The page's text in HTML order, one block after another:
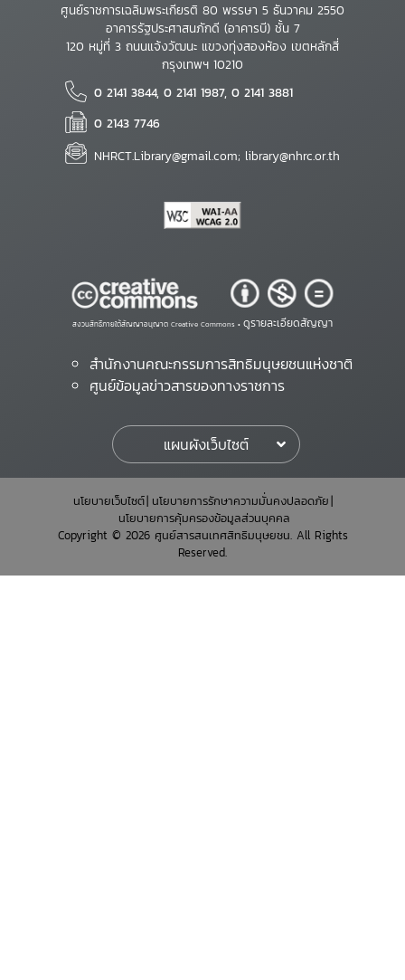
ศูนย์ราชการเฉลิมพระเกียรติ 80 พรรษา 5 ธันวาคม 2550
อาคารรัฐประศาสนภักดี (อาคารบี) ชั้น 7
120 หมู่ที่ 3 ถนนแจ้งวัฒนะ แขวงทุ่งสองห้อง เขตหลักสี่
กรุงเทพฯ 10210
0 2141 3844, 0 2141 1987, 0 2141 3881
0 2143 7746
NHRCT.Library@gmail.com; library@nhrc.or.th
สงวนสิทธิ์ภายใต้สัญญาอนุญาต Creative Commons • ดูรายละเอียดสัญญา
สำนักงานคณะกรรมการสิทธิมนุษยชนแห่งชาติ
ศูนย์ข้อมูลข่าวสารของทางราชการ
แผนผังเว็บไซต์
นโยบายเว็บไซต์ นโยบายการรักษาความมั่นคงปลอดภัย
นโยบายการคุ้มครองข้อมูลส่วนบุคคล
Copyright © 2026 ศูนย์สารสนเทศสิทธิมนุษยชน. All Rights
Reserved.